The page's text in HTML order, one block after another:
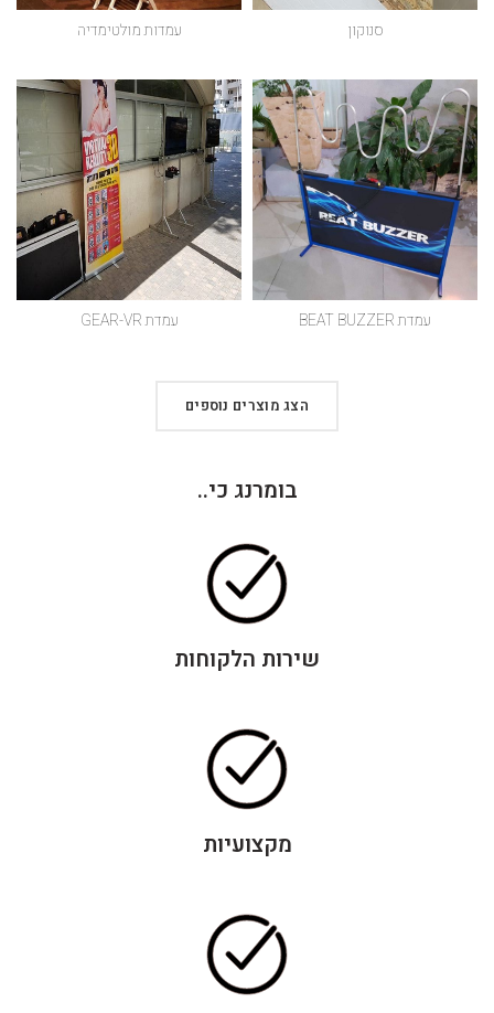
סנוקון עמדות מולטימדיה
עמדת BEAT BUZZER עמדת GEAR-VR
הצג מוצרים נוספים
בומרנג כי..
שירות הלקוחות
מקצועיות